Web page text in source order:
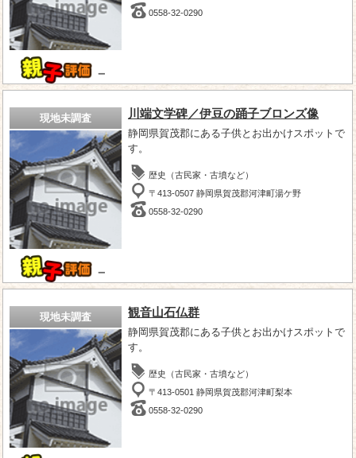
－
0558-32-0290
現地未調査
－
川端文学碑／伊豆の踊子ブロンズ像
静岡県賀茂郡にある子供とお出かけスポットで
す。
歴史（古民家・古墳など）
〒413-0507 静岡県賀茂郡河津町湯ケ野
0558-32-0290
現地未調査 観音山石仏群
静岡県賀茂郡にある子供とお出かけスポットで
す。
歴史（古民家・古墳など）
〒413-0501 静岡県賀茂郡河津町梨本
0558-32-0290